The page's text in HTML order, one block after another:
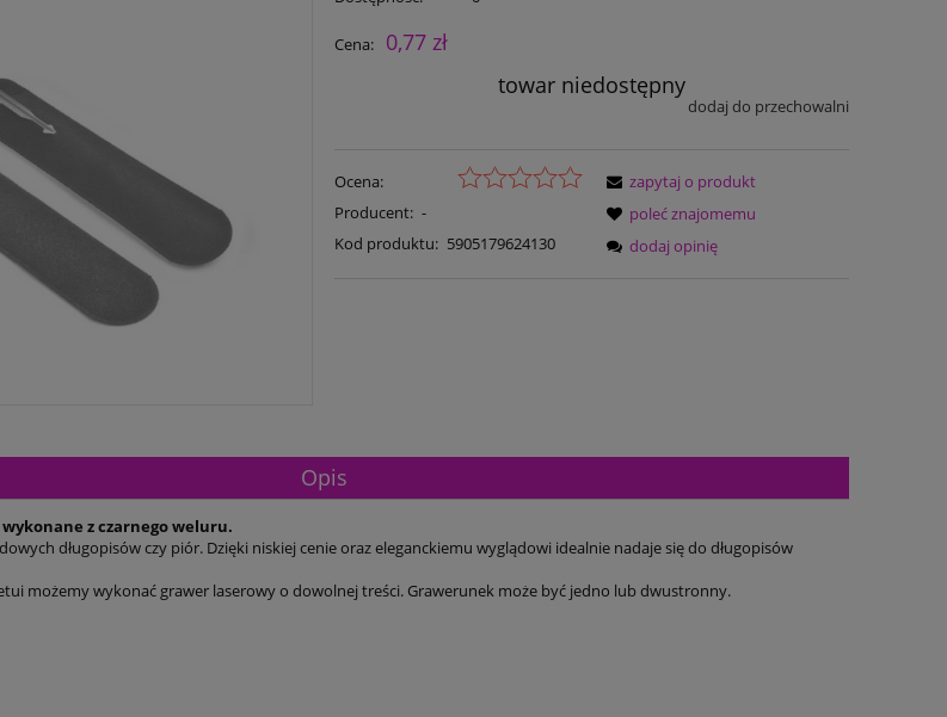
Cena:
0,77 zł
towar niedostępny
dodaj do przechowalni
Ocena:
Producent: -
Kod produktu: 5905179624130
zapytaj o produkt
poleć znajomemu
dodaj opinię
Opis
z czarnego weluru.
długopisów czy piór. Dzięki niskiej cenie oraz eleganckiemu wyglądowi idealnie nadaje się do długopisów
możemy wykonać grawer laserowy o dowolnej treści. Grawerunek może być jedno lub dwustronny.